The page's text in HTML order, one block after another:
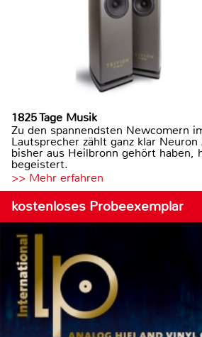
1825 Tage Musik
Zu den spannendsten Newcomern
Lautsprecher zählt ganz klar
bisher aus Heilbronn gehört haben,
begeistert.
>> Mehr erfahren
kostenloses Probeexemplar